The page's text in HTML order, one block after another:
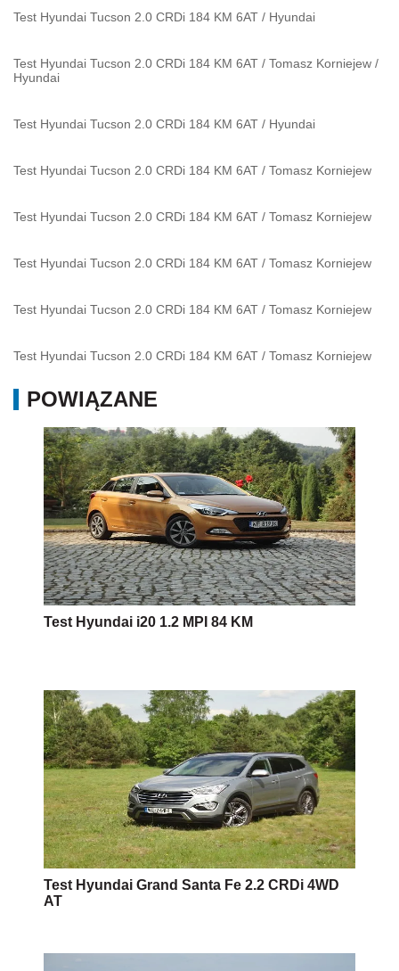
Test Hyundai Tucson 2.0 CRDi 184 KM 6AT / Hyundai
Test Hyundai Tucson 2.0 CRDi 184 KM 6AT / Tomasz Korniejew /
Hyundai
Test Hyundai Tucson 2.0 CRDi 184 KM 6AT / Hyundai
Test Hyundai Tucson 2.0 CRDi 184 KM 6AT / Tomasz Korniejew
Test Hyundai Tucson 2.0 CRDi 184 KM 6AT / Tomasz Korniejew
Test Hyundai Tucson 2.0 CRDi 184 KM 6AT / Tomasz Korniejew
Test Hyundai Tucson 2.0 CRDi 184 KM 6AT / Tomasz Korniejew
Test Hyundai Tucson 2.0 CRDi 184 KM 6AT / Tomasz Korniejew
POWIĄZANE
Test Hyundai i20 1.2 MPI 84 KM
Test Hyundai Grand Santa Fe 2.2 CRDi 4WD
AT